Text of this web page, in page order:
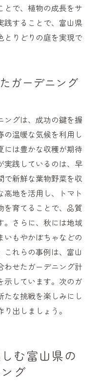
とで、植物の成長をサ
践することで、富山県
とりどりの庭を実現で
ガーデニング
ングは、成功の鍵を握
の温暖な気候を利用し
には豊かな収穫が期待
実践しているのは、早
で新鮮な葉物野菜を収
地を活用し、トマト
を育てることで、品質
。さらに、秋には地域
いもやかぼちゃなどの
れらの事例は、富山
わせたガーデニング計
示しています。次のガ
たな挑戦を楽しみにし
出しましょう。
む富山県の
グ